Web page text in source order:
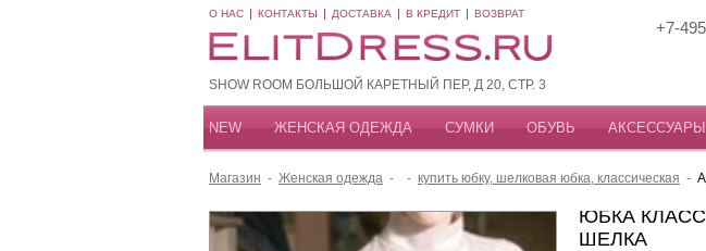
О НАС КОНТАКТЫ ДОСТАВКА В КРЕДИТ ВОЗВРАТ
SHOW ROOM БОЛЬШОЙ КАРЕТНЫЙ ПЕР, Д 20, СТР. 3
+7-
NEW ЖЕНСКАЯ ОДЕЖДА СУМКИ ОБУВЬ АКСЕССУАРЫ
Магазин - Женская одежда - - купить юбку, шелковая юбка, классическая -
ЮБКА
ШЕЛКА